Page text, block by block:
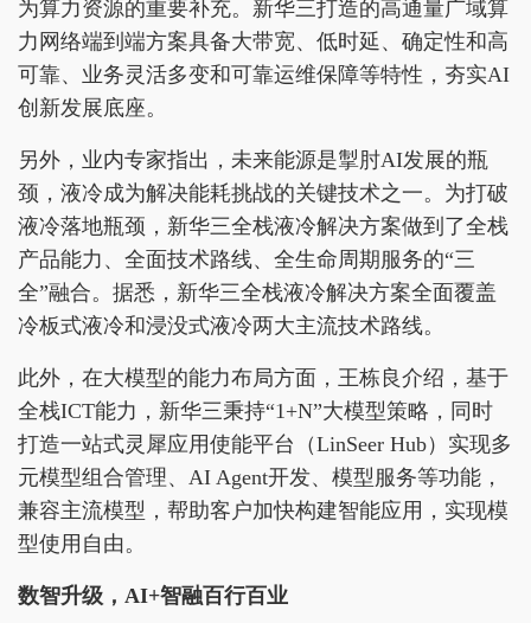
为算力资源的重要补充。新华三打造的高通量广域算
力网络端到端方案具备大带宽、低时延、确定性和高
可靠、业务灵活多变和可靠运维保障等特性，夯实AI
创新发展底座。
另外，业内专家指出，未来能源是掣肘AI发展的瓶
颈，液冷成为解决能耗挑战的关键技术之一。为打破
液冷落地瓶颈，新华三全栈液冷解决方案做到了全栈
产品能力、全面技术路线、全生命周期服务的“三
全”融合。据悉，新华三全栈液冷解决方案全面覆盖
冷板式液冷和浸没式液冷两大主流技术路线。
此外，在大模型的能力布局方面，王栋良介绍，基于
全栈ICT能力，新华三秉持“1+N”大模型策略，同时
打造一站式灵犀应用使能平台（LinSeer Hub）实现多
元模型组合管理、AI Agent开发、模型服务等功能，
兼容主流模型，帮助客户加快构建智能应用，实现模
型使用自由。
数智升级， AI+智融百行百业